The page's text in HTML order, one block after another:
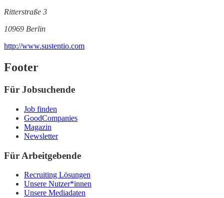
Ritterstraße 3
10969 Berlin
http://www.sustentio.com
Footer
Für Jobsuchende
Job finden
GoodCompanies
Magazin
Newsletter
Für Arbeitgebende
Recruiting Lösungen
Unsere Nutzer*innen
Unsere Mediadaten